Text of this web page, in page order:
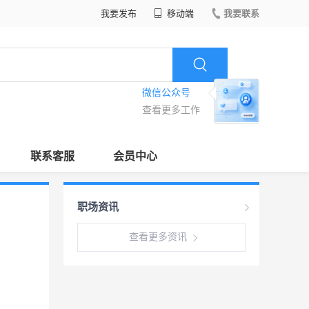
我要发布 移动端 我要联系
微信公众号
查看更多工作
联系客服 会员中心
职场资讯
查看更多资讯